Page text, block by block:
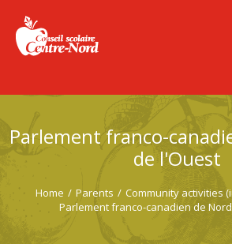
Parlement franco-
de l'Ouest
Home / Parents / Community activities
Parlement franco-canadien de